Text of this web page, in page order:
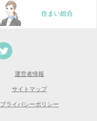
住まい総合
運営者情報
サイトマップ
プライバシーポリシー